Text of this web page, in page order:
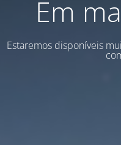
Em
Estaremos disponíveis